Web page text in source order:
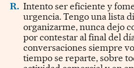
R. Intento ser eficiente y
urgencia. Tengo una lista
organizarme, nunca dejo
por contestar al final del
conversaciones siempre
tiempo se reparte, sobre